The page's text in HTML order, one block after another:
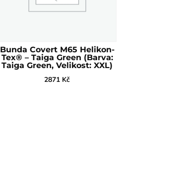
Bunda Covert M65 Helikon-
Tex® – Taiga Green (Barva:
Taiga Green, Velikost: XXL)
2871 Kč